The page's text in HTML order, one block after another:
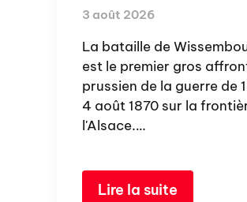
3 août 2026
La bataille de
est le premier gros
prussien de la guerre de
4 août 1870 sur la
l'Alsace.…
Lire la suite